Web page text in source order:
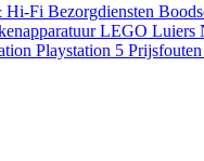
Hi-Fi Bezorgdiensten
LEGO Luiers
Playstation 5 Prijsfouten